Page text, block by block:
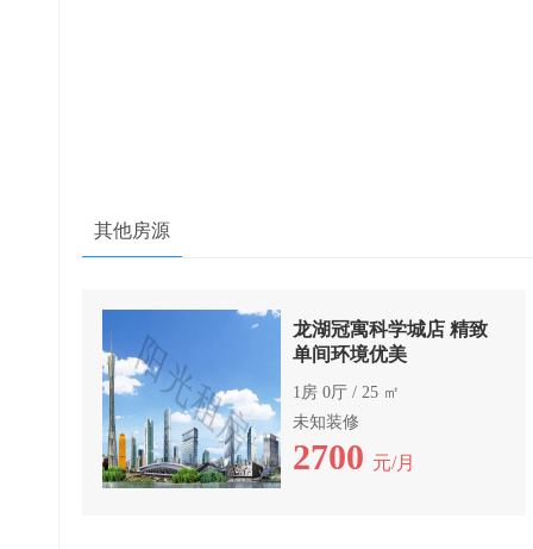
其他房源
龙湖冠寓科学城店 精致
单间环境优美
1房 0厅 / 25 ㎡
未知装修
2700 元/月